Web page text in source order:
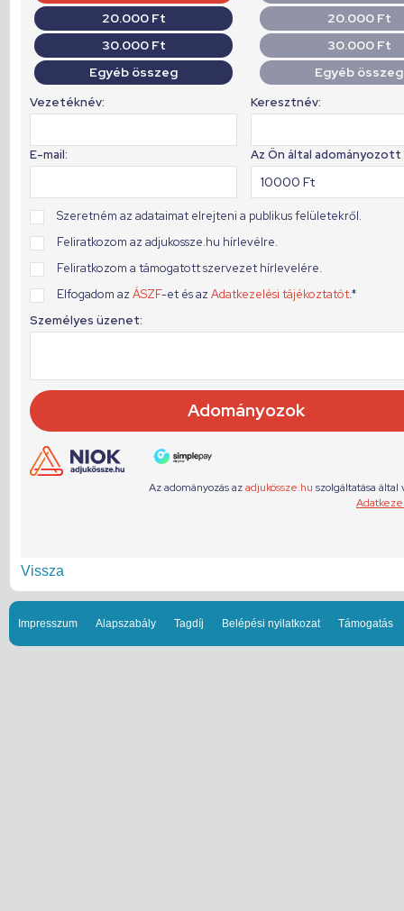
Vissza
Impresszum Alapszabály Tagdíj Belépési nyilatkozat Támogatás